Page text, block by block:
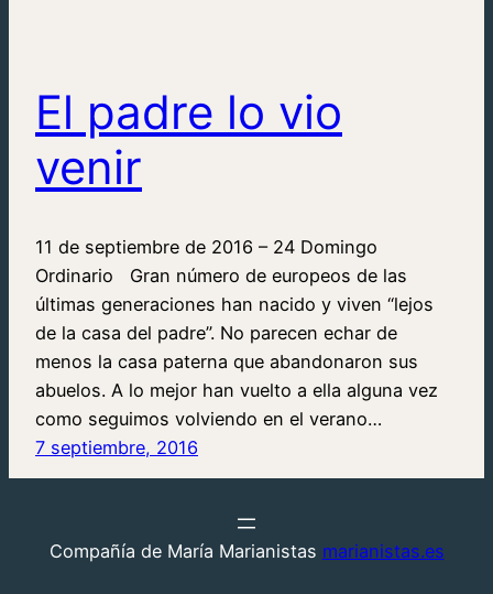
El padre lo vio
venir
11 de septiembre de 2016 – 24 Domingo
Ordinario Gran número de europeos de las
últimas generaciones han nacido y viven “lejos
de la casa del padre”. No parecen echar de
menos la casa paterna que abandonaron sus
abuelos. A lo mejor han vuelto a ella alguna vez
como seguimos volviendo en el verano…
7 septiembre, 2016
Compañía de María Marianistas marianistas.es